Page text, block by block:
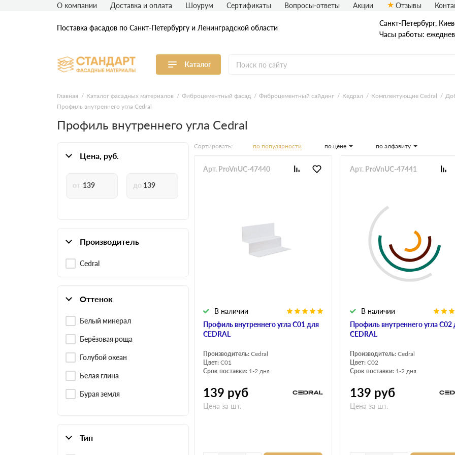
Поставка фасадов по Санкт-Петербургу и Ленинградской области
Санкт-Петербург,
Часы работы:
Каталог
Виниловый сайдинг Металлический сайдинг Вспененный сайдинг
Акриловый сайдинг Формованный сайдинг
Фасадная плитка Технониколь
Фасадные термопанели
О компании Доставка и оплата Шоурум Сертификаты Вопросы-ответы Акции Отзывы
Главная Каталог фасадных материалов Фиброцементный фасад Фиброцементный сайдинг Кедрал Комплектующие Cedral
Профиль внутреннего угла Cedral
Профиль внутреннего угла Cedral
Цена, руб.
Производитель
Cedral
Оттенок
Белый минерал
Берёзовая роща
Голубой океан
Белая глина
Бурая земля
Тип
Сортировать: по популярности по цене по алфавиту
Профиль внутреннего угла С01 для
CEDRAL
В наличии
Арт. ProVnUC-47440
Производитель: Cedral
Цвет: C01
Срок поставки: 1-2 дня
139 руб
Цена за шт.
Профиль внутреннего угла С02
CEDRAL
В наличии
Арт. ProVnUC-47441
Производитель: Cedral
Цвет: C02
Срок поставки: 1-2 дня
139 руб
Цена за шт.